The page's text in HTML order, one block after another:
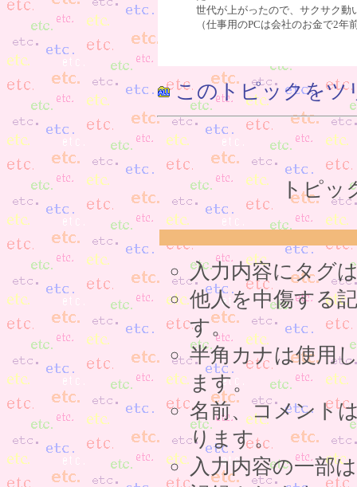
世代が上がったので、サクサク動
（仕事用のPCは会社のお金で2
このトピックをツ
トピッ
入力内容にタグ
他人を中傷する
す。
半角カナは使用
ます。
名前、コメント
ります。
入力内容の一部